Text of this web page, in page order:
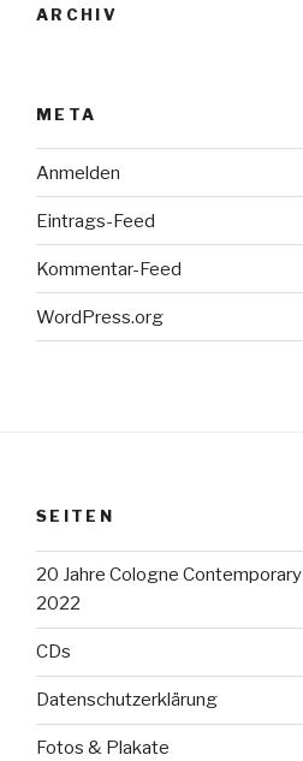
ARCHIV
META
Anmelden
Eintrags-Feed
Kommentar-Feed
WordPress.org
SEITEN
20 Jahre Cologne
2022
CDs
Datenschutzerklärung
Fotos & Plakate